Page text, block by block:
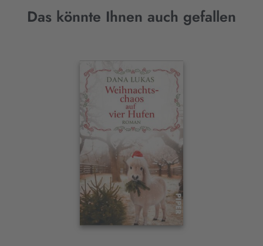
Das könnte Ihnen auch gefallen
Interaktives